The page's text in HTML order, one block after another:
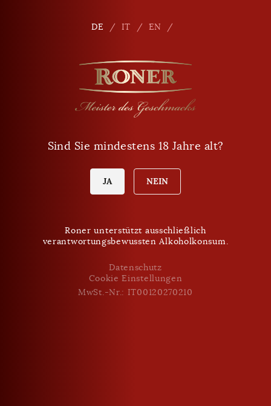
DE IT EN
Sind Sie mindestens 18 Jahre alt?
JA NEIN
Roner unterstützt ausschließlich
verantwortungsbewussten Alkoholkonsum.
Datenschutz
Cookie Einstellungen
MwSt.-Nr.: IT00120270210